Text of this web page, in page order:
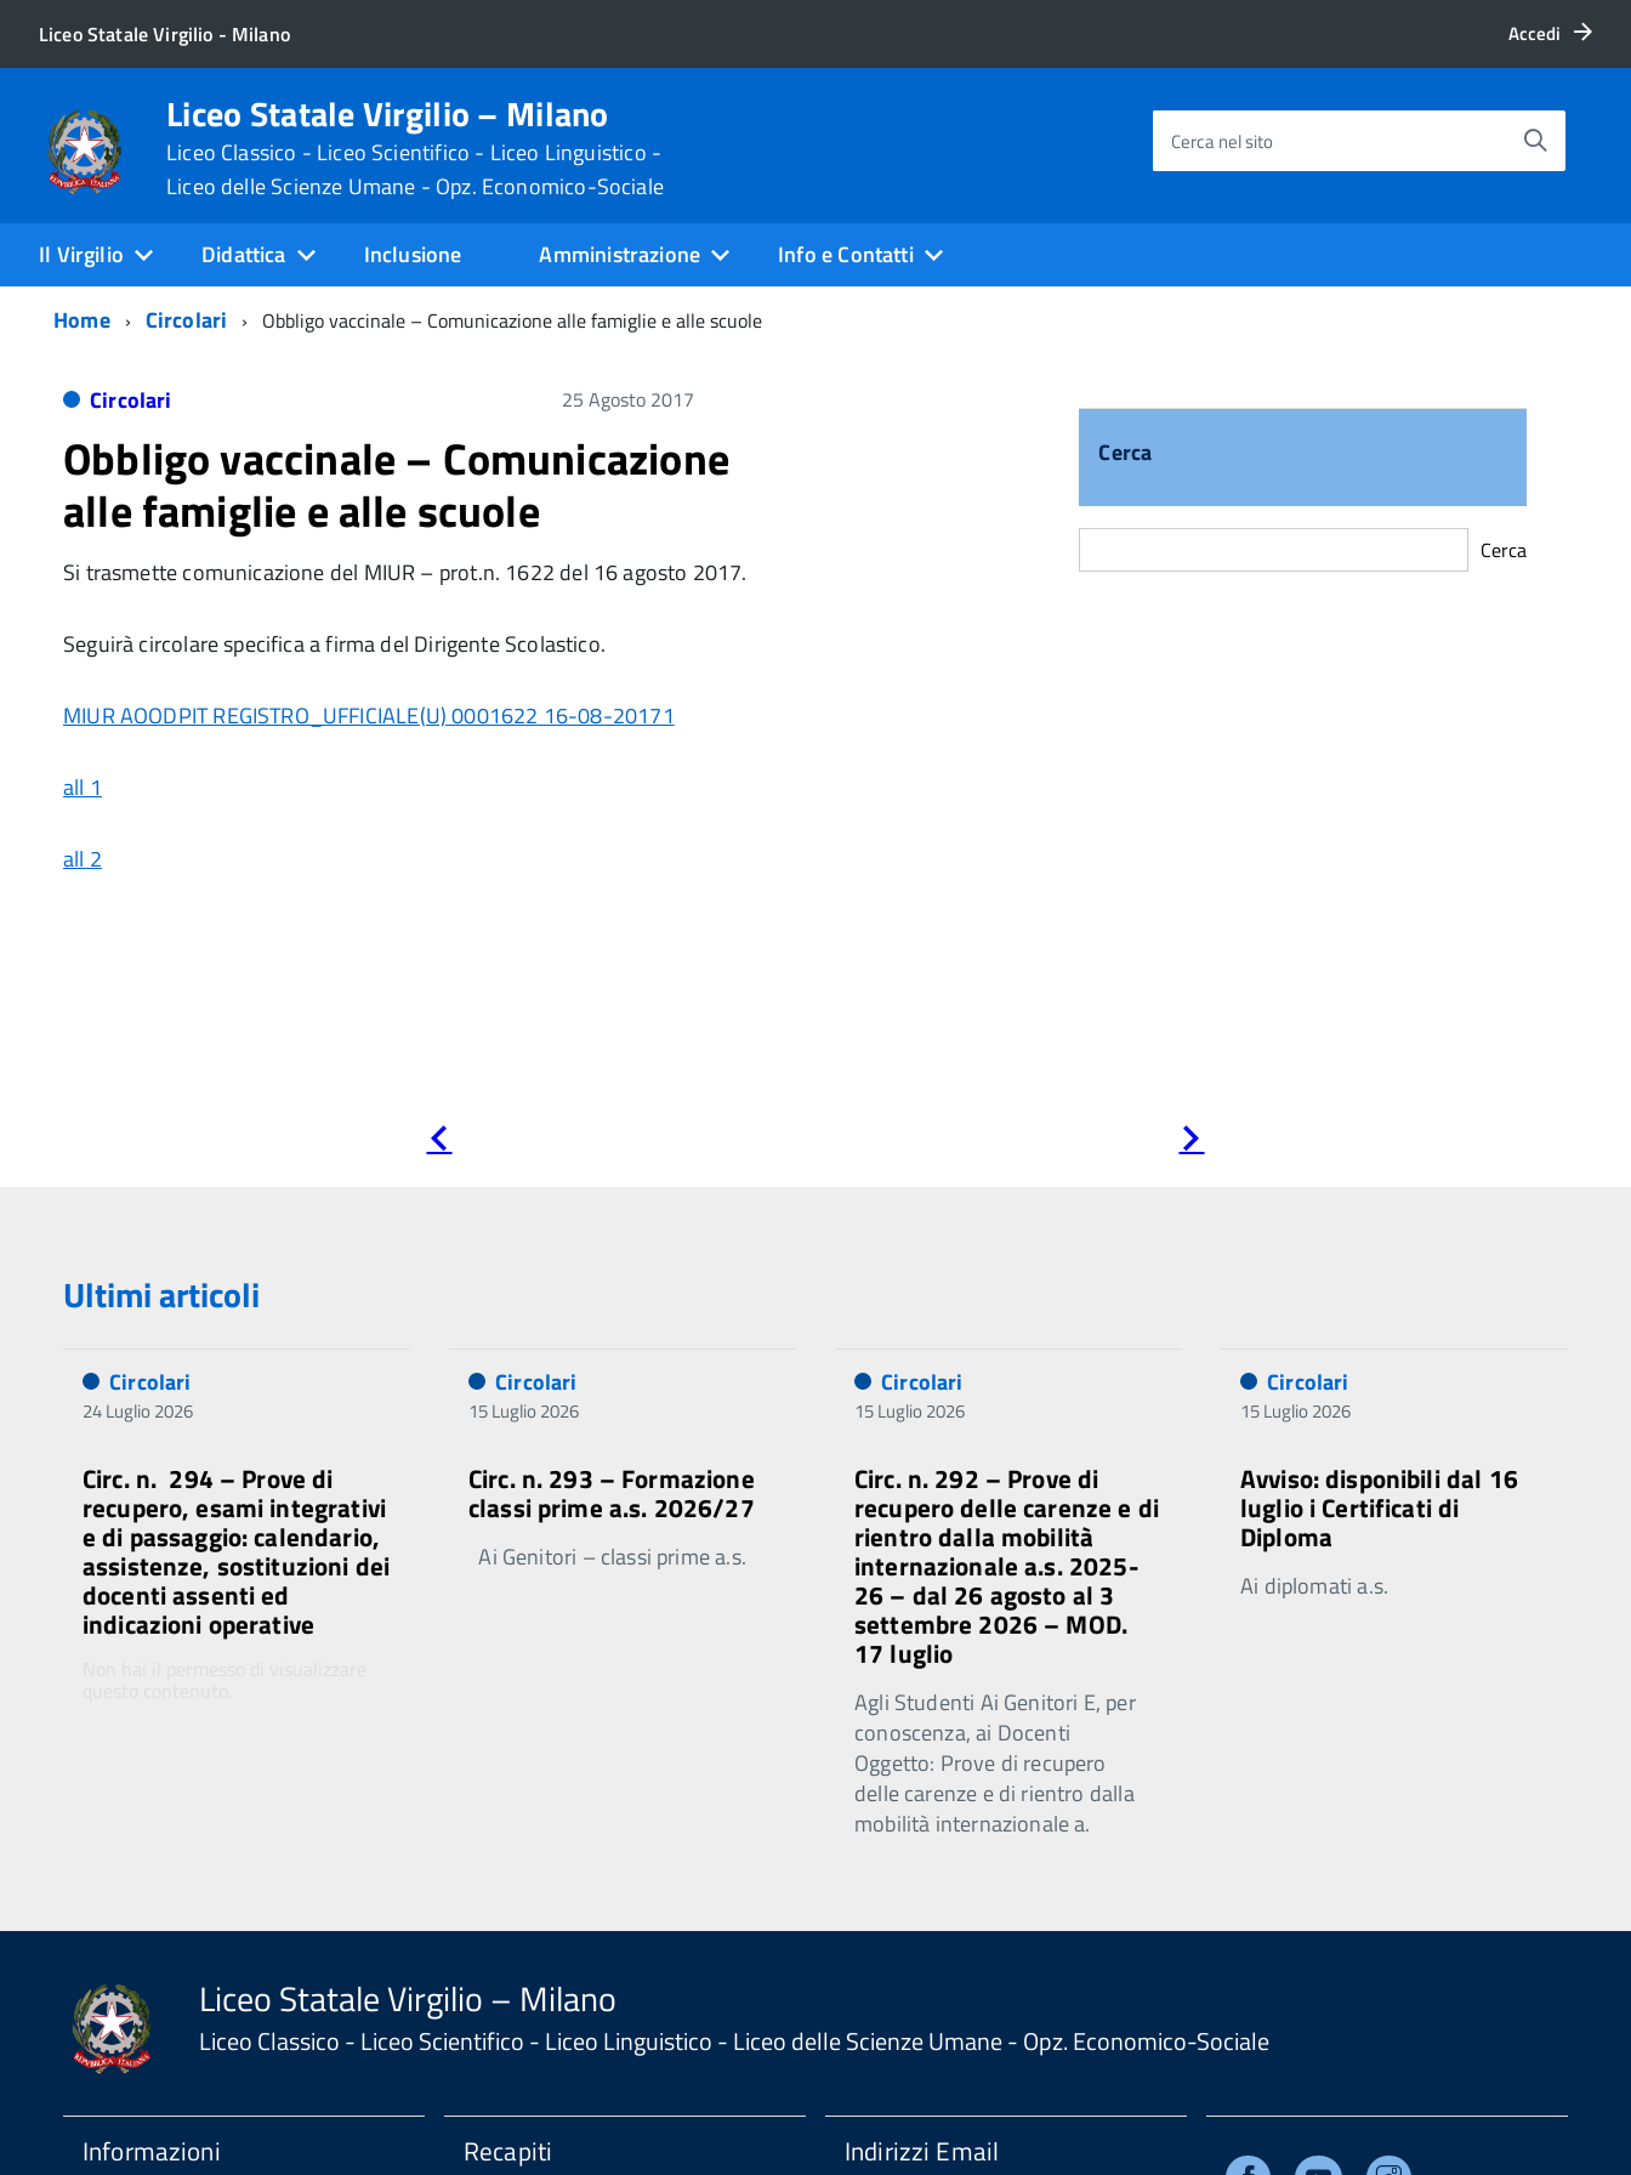
Liceo Statale Virgilio - Milano Accedi
Liceo Statale Virgilio – Milano
Liceo Classico - Liceo Scientifico - Liceo Linguistico -
Liceo delle Scienze Umane - Opz. Economico-Sociale
Cerca nel sito
Il Virgilio Didattica Inclusione Amministrazione
Info e Contatti
Home
Circolari Obbligo vaccinale – Comunicazione alle famiglie e alle scuole
Circolari 25 Agosto 2017
Obbligo vaccinale – Comunicazione
alle famiglie e alle scuole
Si trasmette comunicazione del MIUR – prot.n. 1622 del 16 agosto 2017.
Seguirà circolare specifica a firma del Dirigente Scolastico.
MIUR AOODPIT REGISTRO_UFFICIALE(U) 0001622 16-08-20171
all 1
all 2
Cerca
Cerca
precedente successiva
Ultimi articoli
Circolari
24 Luglio 2026
Circ. n. 294 – Prove di
recupero, esami integrativi
e di passaggio: calendario,
assistenze, sostituzioni dei
docenti assenti ed
indicazioni operative
Circolari
15 Luglio 2026
Circ. n. 293 – Formazione
classi prime a.s. 2026/27
Ai Genitori – classi prime a.s.
Circolari
15 Luglio 2026
Circ. n. 292 – Prove di
recupero delle carenze e di
rientro dalla mobilità
internazionale a.s. 2025-
26 – dal 26 agosto al 3
settembre 2026 – MOD.
17 luglio
Agli Studenti Ai Genitori E, per
conoscenza, ai Docenti
Oggetto: Prove di recupero
delle carenze e di rientro dalla
mobilità internazionale a.
Circolari
15 Luglio 2026
Avviso: disponibili dal 16
luglio i Certificati di
Diploma
Ai diplomati a.s.
Liceo Statale Virgilio – Milano
Liceo Classico - Liceo Scientifico - Liceo Linguistico - Liceo delle Scienze Umane - Opz. Economico-Sociale
Informazioni Recapiti Indirizzi Email Facebook Youtube